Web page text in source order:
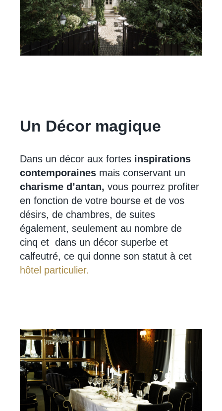
Un Décor magique
Dans un décor aux fortes inspirations
contemporaines mais conservant un
charisme d’antan, vous pourrez profiter
en fonction de votre bourse et de vos
désirs, de chambres, de suites
également, seulement au nombre de
cinq et dans un décor superbe et
calfeutré, ce qui donne son statut à cet
hôtel particulier.